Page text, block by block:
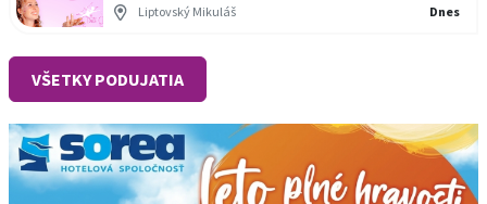
Liptovský Mikuláš Dnes
VŠETKY PODUJATIA